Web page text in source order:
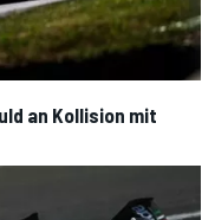
an Kollision mit